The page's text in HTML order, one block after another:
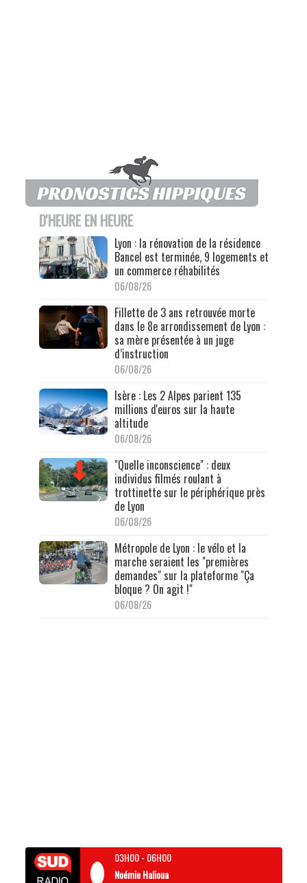
D'HEURE EN HEURE
Lyon : la rénovation de la résidence
Bancel est terminée, 9 logements et
un commerce réhabilités
06/08/26
Fillette de 3 ans retrouvée morte
dans le 8e arrondissement de Lyon :
sa mère présentée à un juge
d’instruction
06/08/26
Isère : Les 2 Alpes parient 135
millions d'euros sur la haute
altitude
06/08/26
"Quelle inconscience" : deux
individus filmés roulant à
trottinette sur le périphérique près
de Lyon
06/08/26
Métropole de Lyon : le vélo et la
marche seraient les "premières
demandes" sur la plateforme "Ça
bloque ? On agit !"
06/08/26
03H00- 06H00
Noémie Halioua